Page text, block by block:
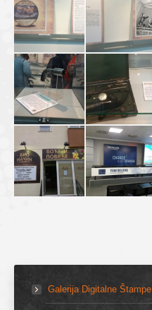
Galerija Digitalne Štampe